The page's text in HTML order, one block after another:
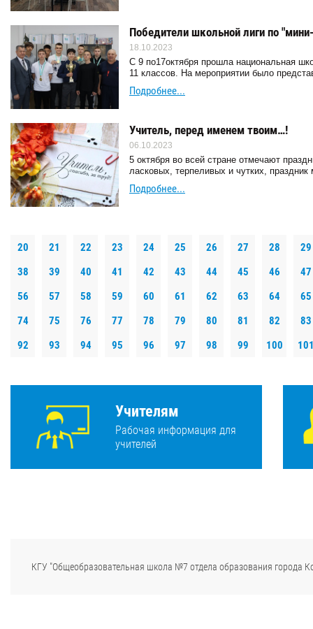
Победители школьной лиги по
18.10.2023
С 9 по17октября прошла национальная
11 классов. На мероприятии было
Подробнее...
Учитель, перед именем твоим…!
06.10.2023
5 октября во всей стране отмечают
ласковых, терпеливых и чутких, праздник
Подробнее...
20 21 22 23 24 25 26 27 28
29
38
39 40 41 42 43 44 45 46
47
56
57 58 59 60 61 62 63 64
65
74
75 76 77 78 79 80 81 82
83
92
93 94 95 96 97 98 99 100
Учителям
Рабочая информация для
учителей
КГУ "Общеобразовательная школа №7 отдела образования города